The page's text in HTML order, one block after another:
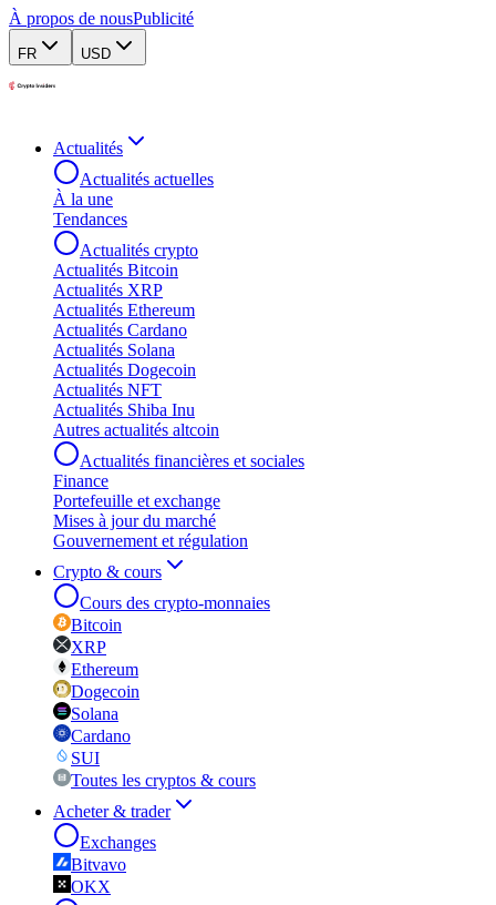
À propos de nousPublicité
FR USD
Actualités
Actualités actuelles
À la une
Tendances
Actualités crypto
Actualités Bitcoin
Actualités XRP
Actualités Ethereum
Actualités Cardano
Actualités Solana
Actualités Dogecoin
Actualités NFT
Actualités Shiba Inu
Autres actualités altcoin
Actualités financières et sociales
Finance
Portefeuille et exchange
Mises à jour du marché
Gouvernement et régulation
Crypto & cours
Cours des crypto-monnaies
Bitcoin
XRP
Ethereum
Dogecoin
Solana
Cardano
SUI
Toutes les cryptos & cours
Acheter & trader
Exchanges
Bitvavo
OKX